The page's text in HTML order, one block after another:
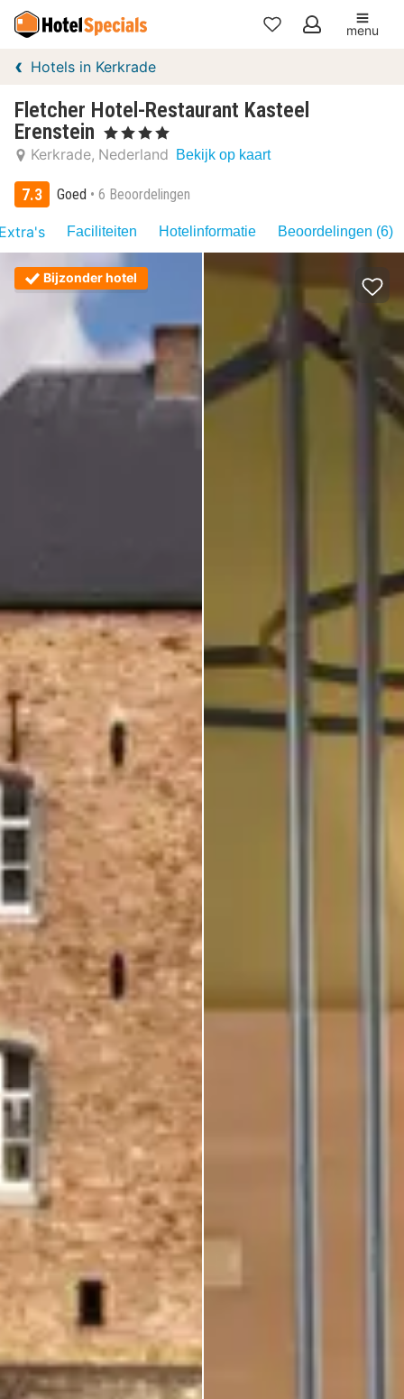
Mijn
menu
Hotels in Kerkrade
Fletcher Hotel-Restaurant Kasteel
Erenstein
, 4 Sterren
Kerkrade Nederland Bekijk op kaart
7.3 Goed 6 Beoordelingen
Faciliteiten Hotelinformatie Beoordelingen (6)
Bijzonder hotel